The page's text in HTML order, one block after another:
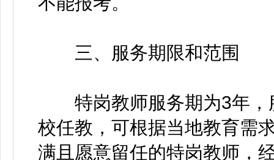
三、服务期限和范围
特岗教师服务期为3年，
校任教，可根据当地教育需
满且愿意留任的特岗教师，